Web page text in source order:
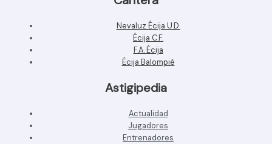
Nevaluz Écija U.D.
Écija C.F.
F.A. Écija
Écija Balompié
Astigipedia
Actualidad
Jugadores
Entrenadores